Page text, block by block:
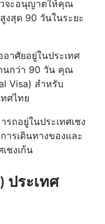
วจะอนุญาตให้คุณ
งสุด 90 วันในระยะ
าศัยอยู่ในประเทศ
นกว่า 90 วัน คุณ
Visa) สำหรับ
ศไทย
ถอยู่ในประเทศเชง
ารเดินทางของและ
ชงเก้น
ประเทศ